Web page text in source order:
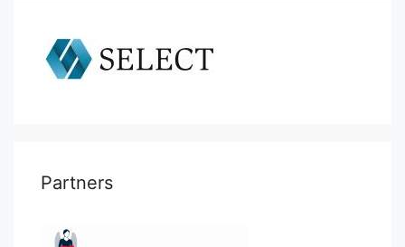
Partners